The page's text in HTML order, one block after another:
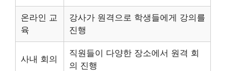
온라인 교
육
강사가 원격으로 학생들에게 강의를
진행
사내 회의
직원들이 다양한 장소에서 원격 회
의 진행